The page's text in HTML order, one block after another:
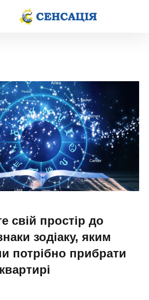
свій простір до
зодіаку, яким
потрібно прибрати